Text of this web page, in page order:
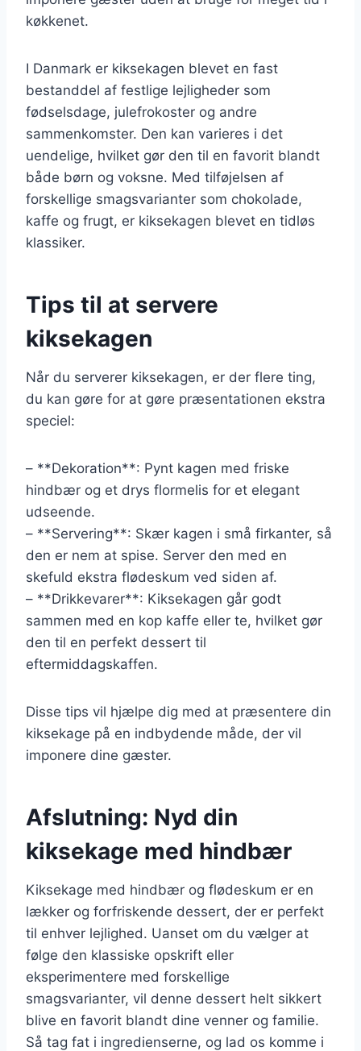
køkkenet.
I Danmark er kiksekagen blevet en fast
bestanddel af festlige lejligheder som
fødselsdage, julefrokoster og andre
sammenkomster. Den kan varieres i det
uendelige, hvilket gør den til en favorit blandt
både børn og voksne. Med tilføjelsen af
forskellige smagsvarianter som chokolade,
kaffe og frugt, er kiksekagen blevet en tidløs
klassiker.
Tips til at servere
kiksekagen
Når du serverer kiksekagen, er der flere ting,
du kan gøre for at gøre præsentationen ekstra
speciel:
– **Dekoration**: Pynt kagen med friske
hindbær og et drys flormelis for et elegant
udseende.
– **Servering**: Skær kagen i små firkanter, så
den er nem at spise. Server den med en
skefuld ekstra flødeskum ved siden af.
– **Drikkevarer**: Kiksekagen går godt
sammen med en kop kaffe eller te, hvilket gør
den til en perfekt dessert til
eftermiddagskaffen.
Disse tips vil hjælpe dig med at præsentere din
kiksekage på en indbydende måde, der vil
imponere dine gæster.
Afslutning: Nyd din
kiksekage med hindbær
Kiksekage med hindbær og flødeskum er en
lækker og forfriskende dessert, der er perfekt
til enhver lejlighed. Uanset om du vælger at
følge den klassiske opskrift eller
eksperimentere med forskellige
smagsvarianter, vil denne dessert helt sikkert
blive en favorit blandt dine venner og familie.
Så tag fat i ingredienserne, og lad os komme i